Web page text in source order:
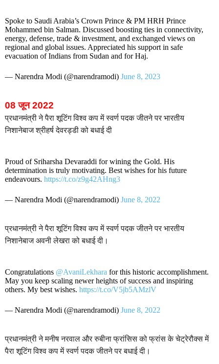
Spoke to Saudi Arabia’s Crown Prince & PM HRH Prince
Mohammed bin Salman. Discussed boosting ties in connectivity,
energy, defense, trade & investment, and exchanged views on
regional and global issues. Appreciated his support in safe
evacuation of Indians from Sudan and for Haj.
— Narendra Modi (@narendramodi) June 8, 2023
08 जून 2022
प्रधानमंत्री ने पैरा शूटिंग विश्व कप में स्वर्ण पदक जीतने पर भारतीय
निशानेबाज श्रीहर्ष देवरड्डी को बधाई दी
Proud of Sriharsha Devaraddi for wining the Gold. His
determination is truly motivating. Best wishes for his future
endeavours. https://t.co/z9g42AHng3
— Narendra Modi (@narendramodi) June 8, 2022
प्रधानमंत्री ने पैरा शूटिंग विश्व कप में स्वर्ण पदक जीतने पर भारतीय
निशानेबाज अवनी लेखरा को बधाई दी।
Congratulations @AvaniLekhara for this historic accomplishment.
May you keep scaling newer heights of success and inspiring
others. My best wishes. https://t.co/V5jb5AMzlV
— Narendra Modi (@narendramodi) June 8, 2022
प्रधानमंत्री ने मनीष नरवाल और रुबीना फ्रांसिस को फ्रांस के चेट्रेरौक्‍स में
पैरा शूटिंग विश्व कप में स्वर्ण पदक जीतने पर बधाई दी।